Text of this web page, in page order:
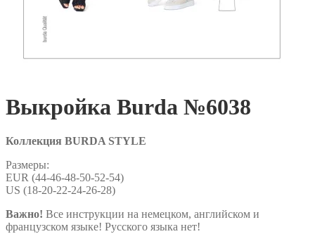
Выкройка Burda №6038
Коллекция BURDA STYLE
Размеры:
EUR (44-46-48-50-52-54)
US (18-20-22-24-26-28)
Важно! Все инструкции на немецком, английском и
французском языке! Русского языка нет!